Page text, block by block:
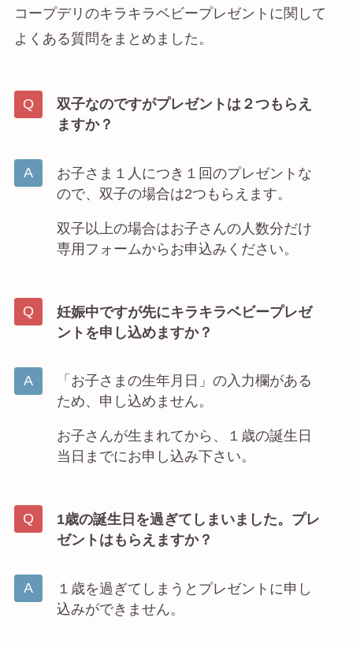
コープデリのキラキラベビープレゼントに関して
よくある質問をまとめました。
双子なのですがプレゼントは２つもらえ
ますか？
お子さま１人につき１回のプレゼントな
ので、双子の場合は2つもらえます。
双子以上の場合はお子さんの人数分だけ
専用フォームからお申込みください。
妊娠中ですが先にキラキラベビープレゼ
ントを申し込めますか？
「お子さまの生年月日」の入力欄がある
ため、申し込めません。
お子さんが生まれてから、１歳の誕生日
当日までにお申し込み下さい。
1歳の誕生日を過ぎてしまいました。プレ
ゼントはもらえますか？
１歳を過ぎてしまうとプレゼントに申し
込みができません。